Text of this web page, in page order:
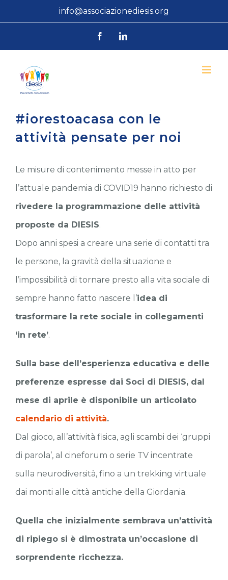
info@associazionediesis.org
FacebookLinkedIn
#iorestoacasa con le
attività pensate per noi
Le misure di contenimento messe in atto per
l’attuale pandemia di COVID19 hanno richiesto di
rivedere la programmazione delle attività
proposte da DIESIS.
Dopo anni spesi a creare una serie di contatti tra
le persone, la gravità della situazione e
l’impossibilità di tornare presto alla vita sociale di
sempre hanno fatto nascere l’idea di
trasformare la rete sociale in collegamenti
‘in rete’.
Sulla base dell’esperienza educativa e delle
preferenze espresse dai Soci di DIESIS, dal
mese di aprile è disponibile un articolato
calendario di attività.
Dal gioco, all’attività fisica, agli scambi dei ‘gruppi
di parola’, al cineforum o serie TV incentrate
sulla neurodiversità, fino a un trekking virtuale
dai monti alle città antiche della Giordania.
Quella che inizialmente sembrava un’attività
di ripiego si è dimostrata un’occasione di
sorprendente ricchezza.